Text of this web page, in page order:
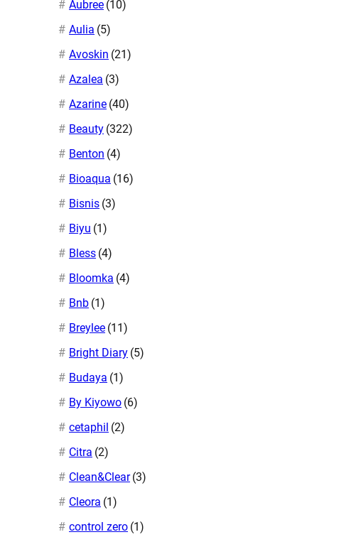
Aubree (10)
Aulia (5)
Avoskin (21)
Azalea (3)
Azarine (40)
Beauty (322)
Benton (4)
Bioaqua (16)
Bisnis (3)
Biyu (1)
Bless (4)
Bloomka (4)
Bnb (1)
Breylee (11)
Bright Diary (5)
Budaya (1)
By Kiyowo (6)
cetaphil (2)
Citra (2)
Clean&Clear (3)
Cleora (1)
control zero (1)